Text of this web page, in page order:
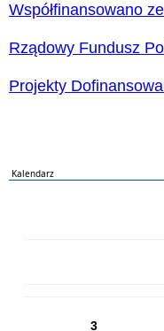
Współfinansowano
Rządowy Fundusz
Projekty
Kalendarz
3